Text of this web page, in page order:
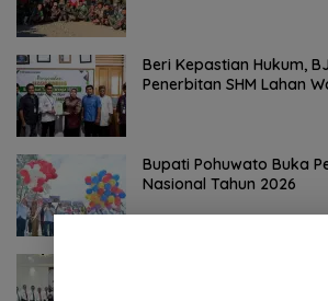
Beri Kepastian Hukum,
Penerbitan SHM Lahan
Bupati Pohuwato Buka
Nasional Tahun 2026
Pemkab Pohuwato